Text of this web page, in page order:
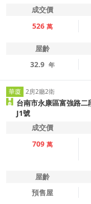
成交價
526 萬
屋齡
32.9 年
華廈 2房2廳2衛
台南市永康區富強路
J1號
成交價
709 萬
屋齡
預售屋